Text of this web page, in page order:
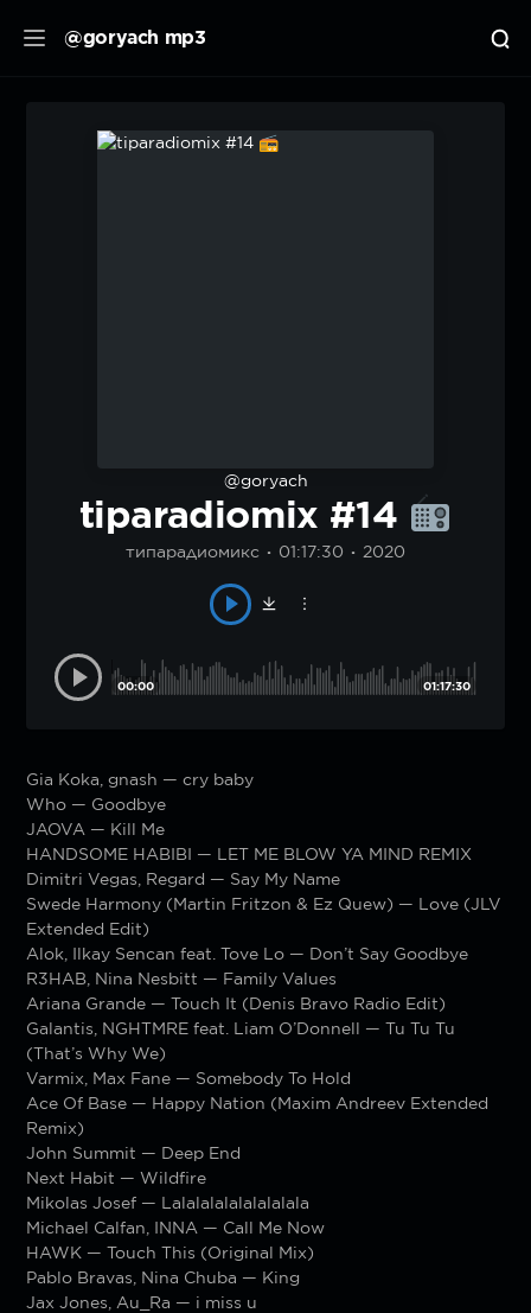
@goryach mp3
@goryach
tiparadiomix #14
типарадиомикс 01:17:30 2020
00:00 01:17:30
Gia Koka, gnash — cry baby
Who — Goodbye
JAOVA — Kill Me
HANDSOME HABIBI — LET ME BLOW YA MIND REMIX
Dimitri Vegas, Regard — Say My Name
Swede Harmony (Martin Fritzon & Ez Quew) — Love (JLV
Extended Edit)
Alok, Ilkay Sencan feat. Tove Lo — Don’t Say Goodbye
R3HAB, Nina Nesbitt — Family Values
Ariana Grande — Touch It (Denis Bravo Radio Edit)
Galantis, NGHTMRE feat. Liam O’Donnell — Tu Tu Tu
(That’s Why We)
Varmix, Max Fane — Somebody To Hold
Ace Of Base — Happy Nation (Maxim Andreev Extended
Remix)
John Summit — Deep End
Next Habit — Wildfire
Mikolas Josef — Lalalalalalalalalala
Michael Calfan, INNA — Call Me Now
HAWK — Touch This (Original Mix)
Pablo Bravas, Nina Chuba — King
Jax Jones, Au_Ra — i miss u